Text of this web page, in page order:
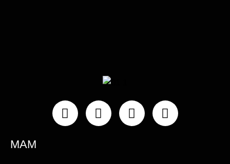
InstagramFacebookLinkedinYoutube
MAM